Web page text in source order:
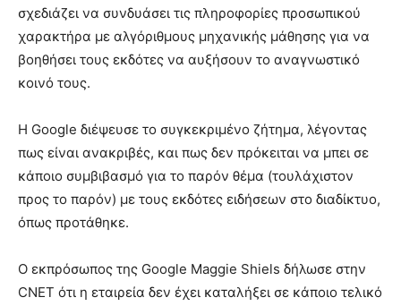
σχεδιάζει να συνδυάσει τις πληροφορίες προσωπικού
χαρακτήρα με αλγόριθμους μηχανικής μάθησης για να
βοηθήσει τους εκδότες να αυξήσουν το αναγνωστικό
κοινό τους.
Η Google διέψευσε το συγκεκριμένο ζήτημα, λέγοντας
πως είναι ανακριβές, και πως δεν πρόκειται να μπει σε
κάποιο συμβιβασμό για το παρόν θέμα (τουλάχιστον
προς το παρόν) με τους εκδότες ειδήσεων στο διαδίκτυο,
όπως προτάθηκε.
Ο εκπρόσωπος της Google Maggie Shiels δήλωσε στην
CNET ότι η εταιρεία δεν έχει καταλήξει σε κάποιο τελικό